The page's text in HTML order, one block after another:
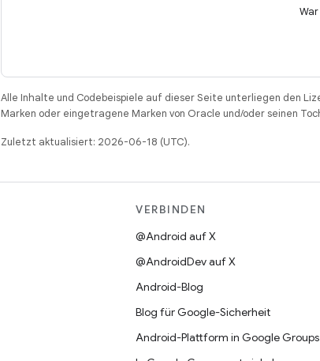
Alle Inhalte und Codebeispiele auf dieser Seite unterliegen den
Marken oder eingetragene Marken von Oracle und/oder seinen
Zuletzt aktualisiert: 2026-06-18 (UTC).
VERBINDEN
@Android auf X
@AndroidDev auf X
Android-Blog
Blog für Google-Sicherheit
Android-Plattform in Google Groups